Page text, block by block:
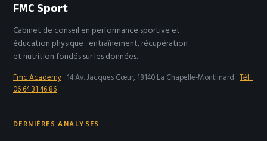
FMC Sport
Cabinet de conseil en performance sportive et
éducation physique : entraînement, récupération
et nutrition fondés sur les données.
Fmc Academy · 14 Av. Jacques Cœur, 18140 La Chapelle-Montlinard · Tél :
06 64 31 46 86
DERNIÈRES ANALYSES